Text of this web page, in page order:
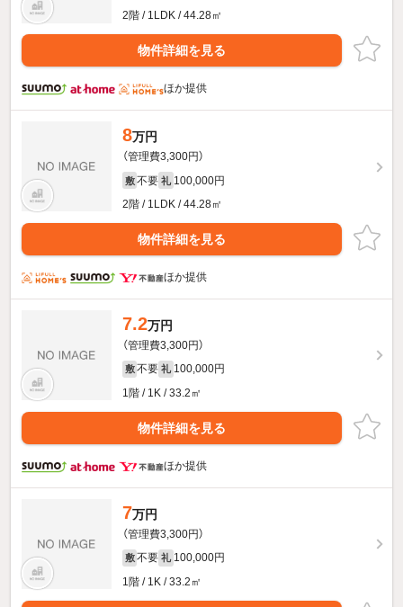
2階 / 1LDK / 44.28㎡
物件詳細を見る
ほか提供
8万円
（管理費3,300円）
敷 不要 礼 100,000円
2階 / 1LDK / 44.28㎡
物件詳細を見る
ほか提供
7.2万円
（管理費3,300円）
敷 不要 礼 100,000円
1階 / 1K / 33.2㎡
物件詳細を見る
ほか提供
7万円
（管理費3,300円）
敷 不要 礼 100,000円
1階 / 1K / 33.2㎡